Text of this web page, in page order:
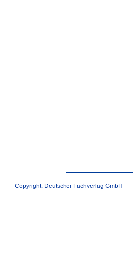
Copyright: Deutscher Fachverlag GmbH